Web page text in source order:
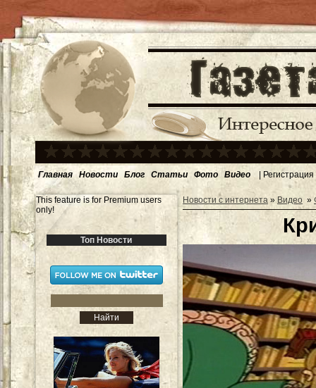
Главная Новости Блог Статьи Фото Видео | Регистрация
This feature is for Premium users
only!
Топ Новости
Новости с интернета » Видео »